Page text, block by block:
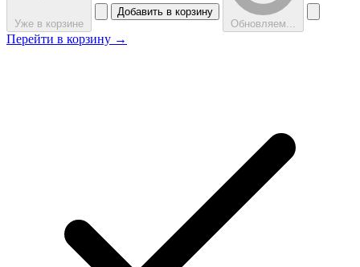
Уже в корзине
Добавить в корзину
Обновляем...
Перейти в корзину →